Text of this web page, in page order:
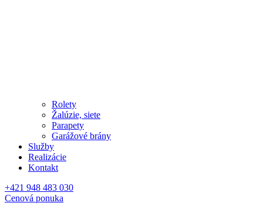
Rolety
Žalúzie, siete
Parapety
Garážové brány
Služby
Realizácie
Kontakt
+421 948 483 030
Cenová ponuka